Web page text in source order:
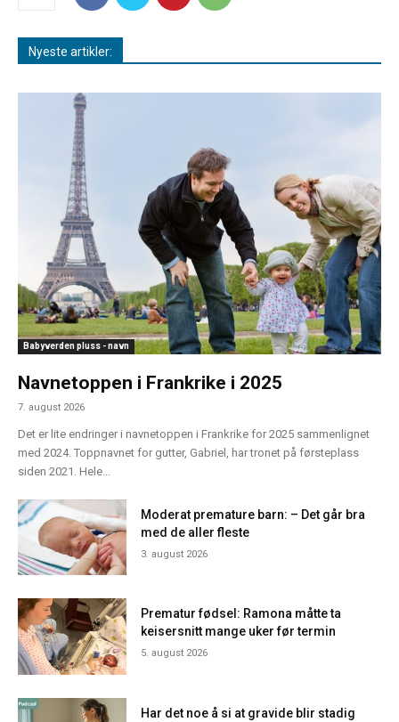
Nyeste artikler:
Babyverden pluss - navn
Navnetoppen i Frankrike i 2025
7. august 2026
Det er lite endringer i navnetoppen i Frankrike for 2025 sammenlignet
med 2024. Toppnavnet for gutter, Gabriel, har tronet på førsteplass
siden 2021. Hele...
Moderat premature barn: – Det går bra
med de aller fleste
3. august 2026
Prematur fødsel: Ramona måtte ta
keisersnitt mange uker før termin
5. august 2026
Har det noe å si at gravide blir stadig